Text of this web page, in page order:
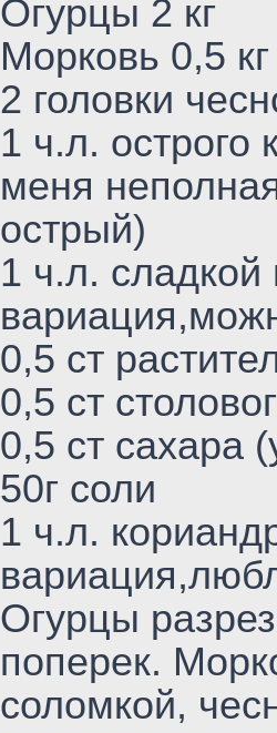
Огурцы 2 кг
Морковь 0,5 кг
2 головки
1 ч.л. острого
меня
острый)
1 ч.л.
0,5 ст
0,5 ст
0,5 ст сахара
50г соли
1 ч.л.
Огурцы
поперек.
соломкой,